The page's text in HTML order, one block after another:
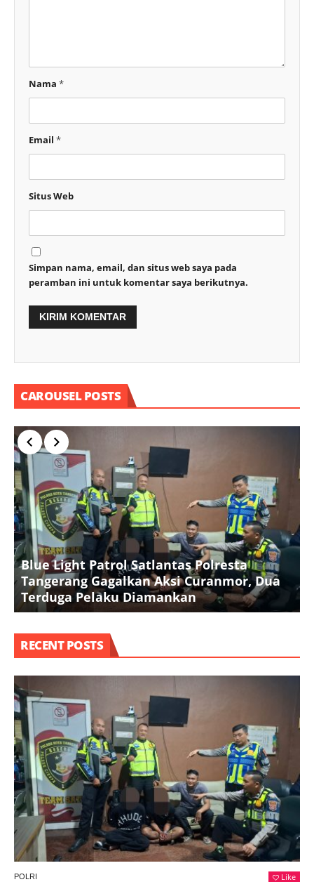
Nama *
Email *
Situs Web
Simpan nama, email, dan situs web saya pada
peramban ini untuk komentar saya berikutnya.
CAROUSEL POSTS
Blue Light Patrol Satlantas Polresta
Tangerang Gagalkan Aksi Curanmor, Dua
Terduga Pelaku Diamankan
RECENT POSTS
POLRI Like